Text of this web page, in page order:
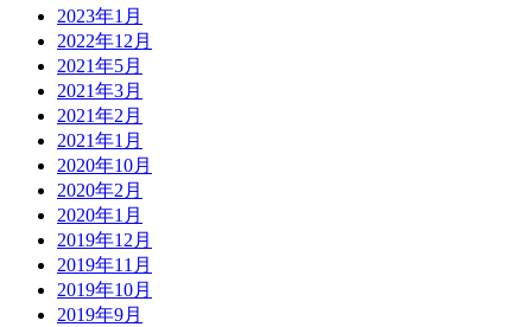
2023年1月
2022年12月
2021年5月
2021年3月
2021年2月
2021年1月
2020年10月
2020年2月
2020年1月
2019年12月
2019年11月
2019年10月
2019年9月